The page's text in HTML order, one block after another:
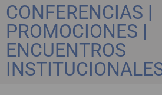
CONFERENCIAS |
PROMOCIONES |
ENCUENTROS